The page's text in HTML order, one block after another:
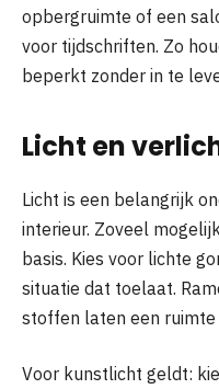
opbergruimte of een
voor tijdschriften. Zo
beperkt zonder in te
Licht en
Licht is een belangrijk
interieur. Zoveel
basis. Kies voor lichte
situatie dat toelaat.
stoffen laten een
Voor kunstlicht geldt: